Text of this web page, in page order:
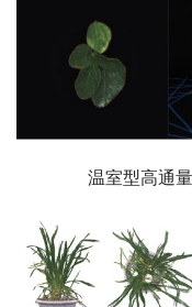
温室型高通